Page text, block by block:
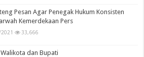
Pesan Agar Penegak Hukum Konsisten
Kemerdekaan Pers
33,666
dan Bupati